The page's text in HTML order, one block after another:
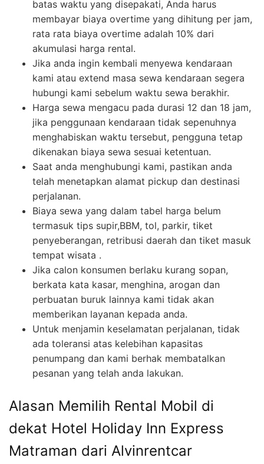
batas waktu yang disepakati, Anda harus
membayar biaya overtime yang dihitung per jam,
rata rata biaya overtime adalah 10% dari
akumulasi harga rental.
Jika anda ingin kembali menyewa kendaraan
kami atau extend masa sewa kendaraan segera
hubungi kami sebelum waktu sewa berakhir.
Harga sewa mengacu pada durasi 12 dan 18 jam,
jika penggunaan kendaraan tidak sepenuhnya
menghabiskan waktu tersebut, pengguna tetap
dikenakan biaya sewa sesuai ketentuan.
Saat anda menghubungi kami, pastikan anda
telah menetapkan alamat pickup dan destinasi
perjalanan.
Biaya sewa yang dalam tabel harga belum
termasuk tips supir,BBM, tol, parkir, tiket
penyeberangan, retribusi daerah dan tiket masuk
tempat wisata .
Jika calon konsumen berlaku kurang sopan,
berkata kata kasar, menghina, arogan dan
perbuatan buruk lainnya kami tidak akan
memberikan layanan kepada anda.
Untuk menjamin keselamatan perjalanan, tidak
ada toleransi atas kelebihan kapasitas
penumpang dan kami berhak membatalkan
pesanan yang telah anda lakukan.
Alasan Memilih Rental Mobil di
dekat Hotel Holiday Inn Express
Matraman dari Alvinrentcar